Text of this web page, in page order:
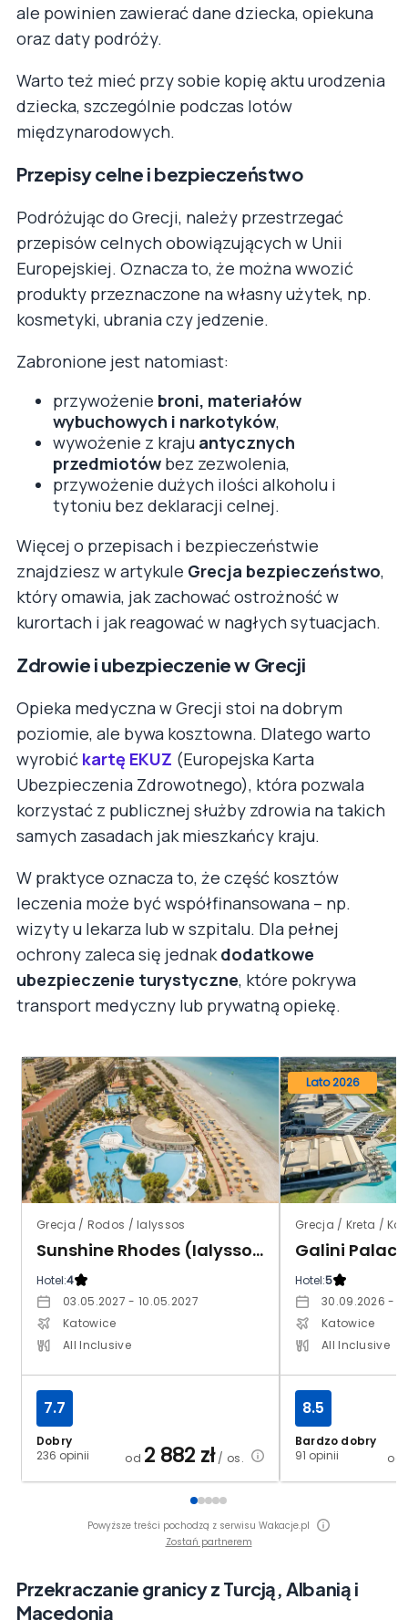
ale powinien zawierać dane dziecka, opiekuna
oraz daty podróży.
Warto też mieć przy sobie kopię aktu urodzenia
dziecka, szczególnie podczas lotów
międzynarodowych.
Przepisy celne i bezpieczeństwo
Podróżując do Grecji, należy przestrzegać
przepisów celnych obowiązujących w Unii
Europejskiej. Oznacza to, że można wwozić
produkty przeznaczone na własny użytek, np.
kosmetyki, ubrania czy jedzenie.
Zabronione jest natomiast:
przywożenie broni, materiałów
wybuchowych i narkotyków,
wywożenie z kraju antycznych
przedmiotów bez zezwolenia,
przywożenie dużych ilości alkoholu i
tytoniu bez deklaracji celnej.
Więcej o przepisach i bezpieczeństwie
znajdziesz w artykule Grecja bezpieczeństwo,
który omawia, jak zachować ostrożność w
kurortach i jak reagować w nagłych sytuacjach.
Zdrowie i ubezpieczenie w Grecji
Opieka medyczna w Grecji stoi na dobrym
poziomie, ale bywa kosztowna. Dlatego warto
wyrobić kartę EKUZ (Europejska Karta
Ubezpieczenia Zdrowotnego), która pozwala
korzystać z publicznej służby zdrowia na takich
samych zasadach jak mieszkańcy kraju.
W praktyce oznacza to, że część kosztów
leczenia może być współfinansowana – np.
wizyty u lekarza lub w szpitalu. Dla pełnej
ochrony zaleca się jednak dodatkowe
ubezpieczenie turystyczne, które pokrywa
transport medyczny lub prywatną opiekę.
Grecja / Rodos / Ialyssos
Sunshine Rhodes (Ialyssos)
Hotel:4
03.05.2027 - 10.05.2027
Katowice
All Inclusive
Dobry
236 opinii
7.7
od 2 882 zł/ os.
Lato 2026
Grecja / Kreta /
Galini Palace
Hotel:5
30.09.2026 -
Katowice
All Inclusive
Bardzo dobry
91 opinii
8.5
od
Powyższe treści pochodzą z serwisu Wakacje.pl
Zostań partnerem
Przekraczanie granicy z Turcją, Albanią i
Macedonią